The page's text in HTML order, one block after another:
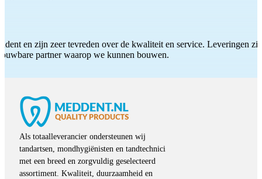
en zijn zeer tevreden over de kwaliteit en service. Leveringen
partner waarop we kunnen bouwen.
Als totaalleverancier ondersteunen wij
tandartsen, mondhygiënisten en tandtechnici
met een breed en zorgvuldig geselecteerd
assortiment. Kwaliteit, duurzaamheid en